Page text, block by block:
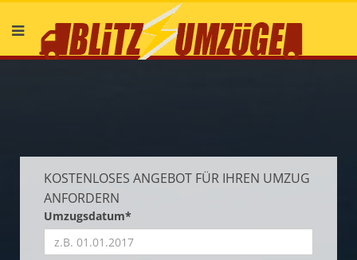
KOSTENLOSES ANGEBOT FÜR IHREN UMZUG
ANFORDERN
Umzugsdatum*